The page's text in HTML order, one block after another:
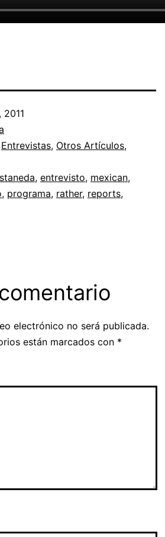
2011
Entrevistas, Otros Artículos,
, entrevisto, mexican,
, programa, rather, reports,
electrónico no será publicada.
están marcados con *